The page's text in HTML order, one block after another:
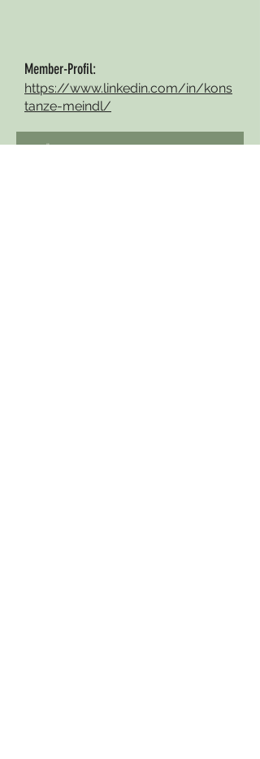
Member-Profil:
https://www.linkedin.com/in/kons
tanze-meindl/
zur Übersicht aller Veranstaltungen